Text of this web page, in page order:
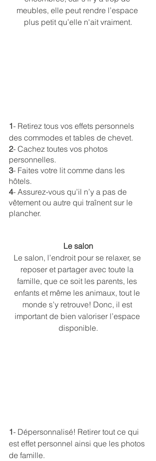
meubles, elle peut rendre l’espace
plus petit qu’elle n'ait vraiment.
1- Retirez tous vos effets personnels
des commodes et tables de chevet.
2- Cachez toutes vos photos
personnelles.
3- Faites votre lit comme dans les
hôtels.
4- Assurez-vous qu’il n’y a pas de
vêtement ou autre qui traînent sur le
plancher.
Le salon
Le salon, l’endroit pour se relaxer, se
reposer et partager avec toute la
famille, que ce soit les parents, les
enfants et même les animaux, tout le
monde s’y retrouve! Donc, il est
important de bien valoriser l’espace
disponible.
1- Dépersonnalisé! Retirer tout ce qui
est effet personnel ainsi que les photos
de famille.